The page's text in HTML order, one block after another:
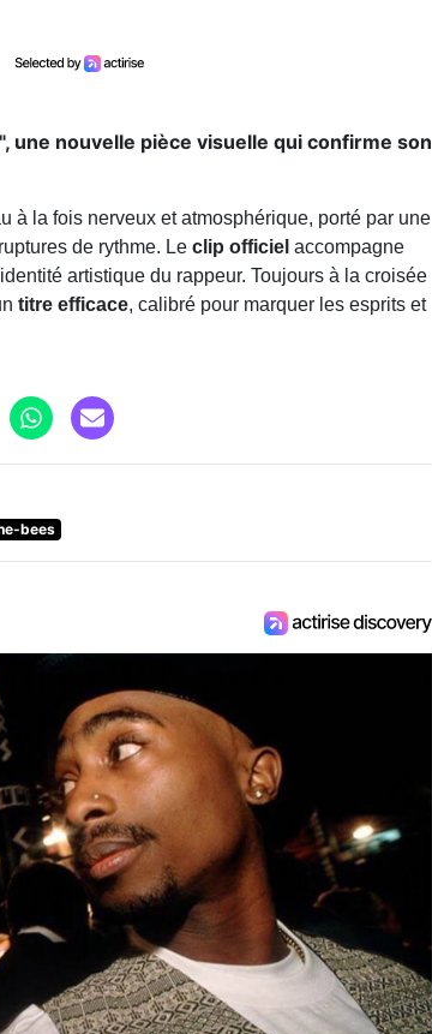
une nouvelle pièce visuelle qui confirme son
à la fois nerveux et atmosphérique, porté par une
de rythme. Le clip officiel accompagne
artistique du rappeur. Toujours à la croisée
titre efficace, calibré pour marquer les esprits et
bees